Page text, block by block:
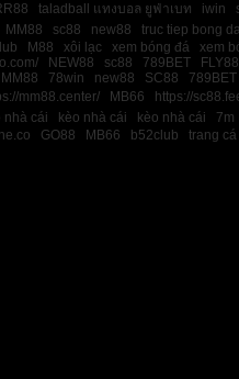
taladball แทงบอล ยูฟ่าเบท iwin
MM88 sc88 new88
truc tiep bong
M88 xôi lạc xem bóng đá
xem
NEW88 sc88 789BET
FLY88
MM88 78win new88 SC88
789BET
mm88.center/ MB66
https://
nhà cái kèo nhà cái kèo nhà cái
7m
GO88 MB66 b52club trang